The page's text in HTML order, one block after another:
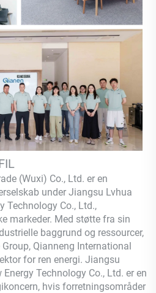
(Wuxi) Co., Ltd. er en
under Jiangsu Lvhua
Technology Co., Ltd.,
markeder. Med støtte fra sin
baggrund og ressourcer,
Qianneng International
for ren energi. Jiangsu
Technology Co., Ltd. er en
hvis forretningsområder